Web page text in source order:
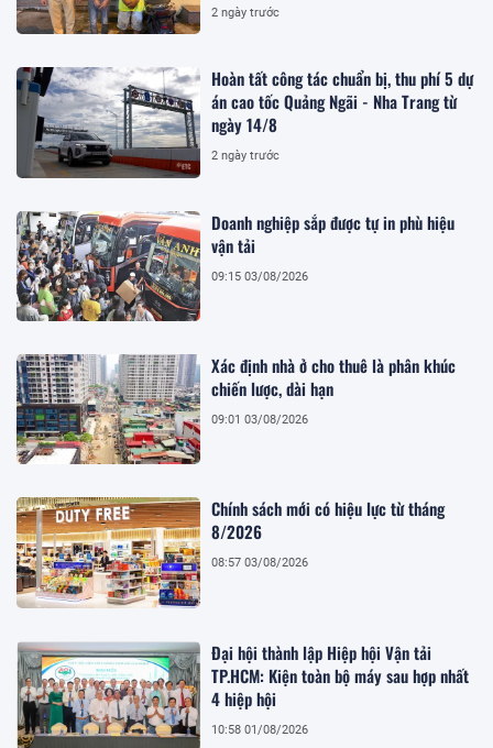
2 ngày trước
Hoàn tất công tác chuẩn bị, thu phí 5 dự
án cao tốc Quảng Ngãi - Nha Trang từ
ngày 14/8
2 ngày trước
Doanh nghiệp sắp được tự in phù hiệu
vận tải
09:15 03/08/2026
Xác định nhà ở cho thuê là phân khúc
chiến lược, dài hạn
09:01 03/08/2026
Chính sách mới có hiệu lực từ tháng
8/2026
08:57 03/08/2026
Đại hội thành lập Hiệp hội Vận tải
TP.HCM: Kiện toàn bộ máy sau hợp nhất
4 hiệp hội
10:58 01/08/2026